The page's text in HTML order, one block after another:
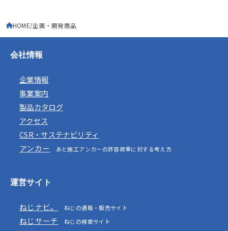
HOME 企画・開発商品
会社情報
企業情報
事業案内
製品カタログ
アクセス
CSR・サステナビリティ
アンカー
あと施工アンカーの許容荷重に対する考え方
運営サイト
ねじナビ。 ねじの通販・販売サイト
ねじサーチ ねじの検索サイト